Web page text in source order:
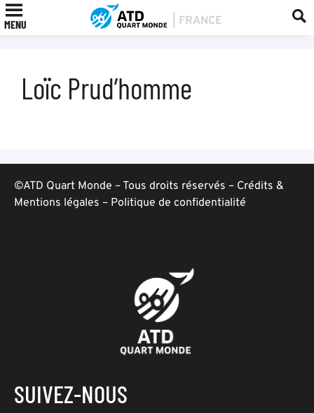
MENU
Loïc Prud’homme
©ATD Quart Monde – Tous droits réservés – Crédits &
Mentions légales – Politique de confidentialité
SUIVEZ-NOUS